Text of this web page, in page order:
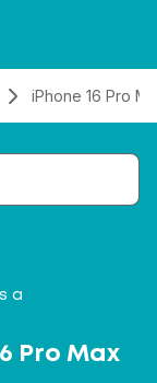
iPhone 16 Pro
a
Pro Max